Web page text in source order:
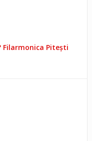
Filarmonica Pitești